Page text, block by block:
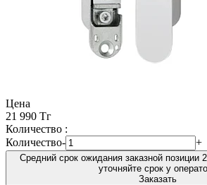
Цена
21 990 Тг
Количество :
Количество- +
Средний срок ожидания заказной позиции
уточняйте срок у
Заказать